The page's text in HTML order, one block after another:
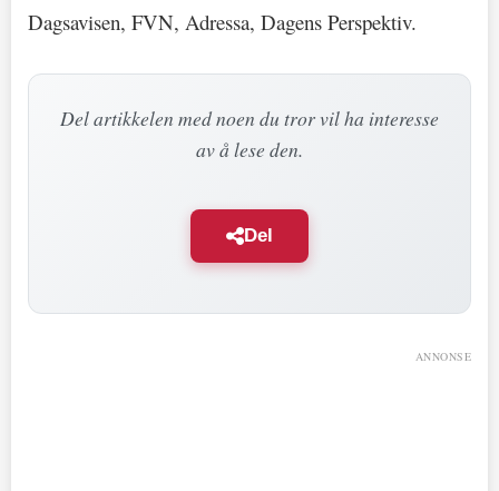
Dagsavisen, FVN, Adressa, Dagens Perspektiv.
Del artikkelen med noen du tror vil ha interesse
av å lese den.
Del
ANNONSE